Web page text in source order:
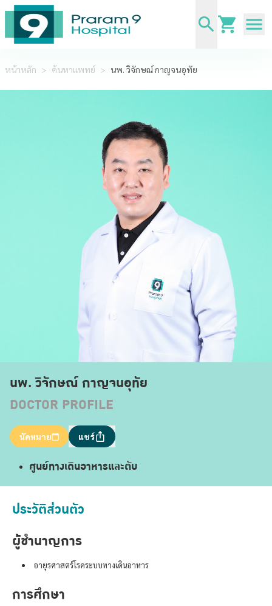
หน้าหลัก > ค้นหาแพทย์ > นพ. วิจักษณ์ กาญจนอุทัย
นพ. วิจักษณ์ กาญจนอุทัย
DOCTOR PROFILE
นัดหมาย แชร์
ศูนย์ทางเดินอาหารและตับ
ประวัติส่วนตัว
ผู้ชำนาญการ
อายุรศาสตร์โรคระบบทางเดินอาหาร
การศึกษา